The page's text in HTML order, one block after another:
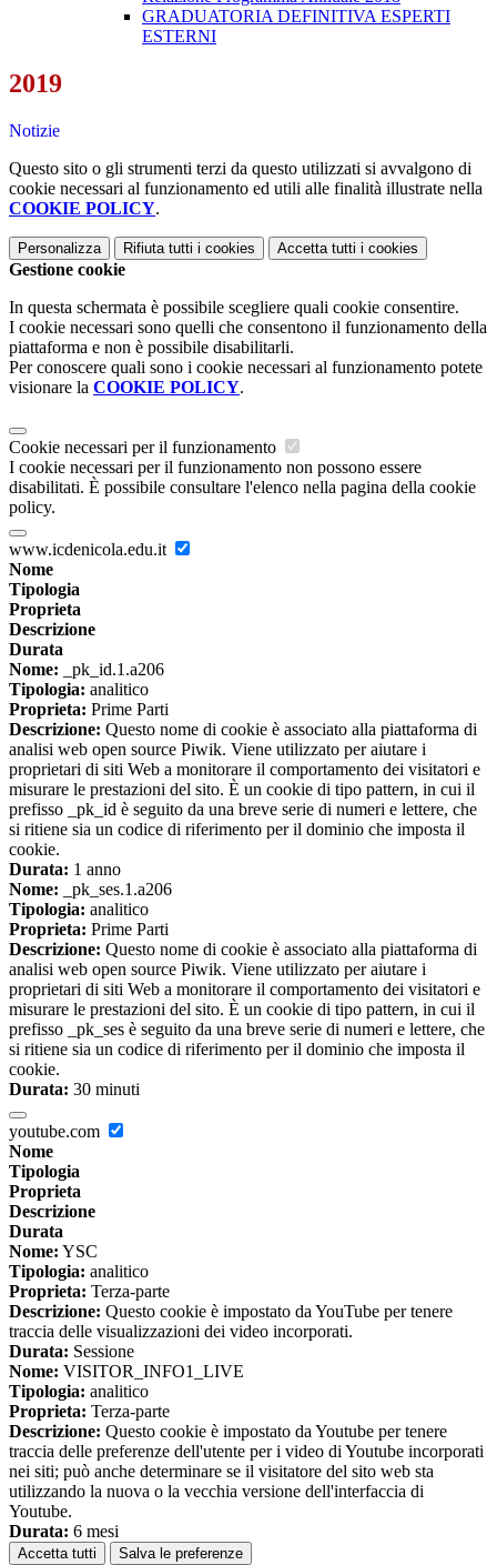
GRADUATORIA DEFINITIVA ESPERTI
ESTERNI
2019
Notizie
Questo sito o gli strumenti terzi da questo utilizzati si avvalgono di
cookie necessari al funzionamento ed utili alle finalità illustrate nella
COOKIE POLICY.
Personalizza Rifiuta tutti i cookies Accetta tutti i cookies
Gestione cookie
In questa schermata è possibile scegliere quali cookie consentire.
I cookie necessari sono quelli che consentono il funzionamento della
piattaforma e non è possibile disabilitarli.
Per conoscere quali sono i cookie necessari al funzionamento potete
visionare la COOKIE POLICY.
Cookie necessari per il funzionamento
I cookie necessari per il funzionamento non possono essere
disabilitati. È possibile consultare l'elenco nella pagina della cookie
policy.
www.icdenicola.edu.it
Nome
Tipologia
Proprieta
Descrizione
Durata
Nome: _pk_id.1.a206
Tipologia: analitico
Proprieta: Prime Parti
Descrizione: Questo nome di cookie è associato alla piattaforma di
analisi web open source Piwik. Viene utilizzato per aiutare i
proprietari di siti Web a monitorare il comportamento dei visitatori e
misurare le prestazioni del sito. È un cookie di tipo pattern, in cui il
prefisso _pk_id è seguito da una breve serie di numeri e lettere, che
si ritiene sia un codice di riferimento per il dominio che imposta il
cookie.
Durata: 1 anno
Nome: _pk_ses.1.a206
Tipologia: analitico
Proprieta: Prime Parti
Descrizione: Questo nome di cookie è associato alla piattaforma di
analisi web open source Piwik. Viene utilizzato per aiutare i
proprietari di siti Web a monitorare il comportamento dei visitatori e
misurare le prestazioni del sito. È un cookie di tipo pattern, in cui il
prefisso _pk_ses è seguito da una breve serie di numeri e lettere, che
si ritiene sia un codice di riferimento per il dominio che imposta il
cookie.
Durata: 30 minuti
youtube.com
Nome
Tipologia
Proprieta
Descrizione
Durata
Nome: YSC
Tipologia: analitico
Proprieta: Terza-parte
Descrizione: Questo cookie è impostato da YouTube per tenere
traccia delle visualizzazioni dei video incorporati.
Durata: Sessione
Nome: VISITOR_INFO1_LIVE
Tipologia: analitico
Proprieta: Terza-parte
Descrizione: Questo cookie è impostato da Youtube per tenere
traccia delle preferenze dell'utente per i video di Youtube incorporati
nei siti; può anche determinare se il visitatore del sito web sta
utilizzando la nuova o la vecchia versione dell'interfaccia di
Youtube.
Durata: 6 mesi
Accetta tutti Salva le preferenze